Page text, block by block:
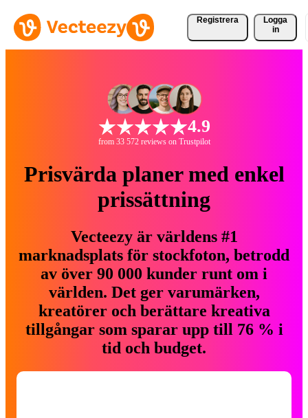
Registrera
Logga
in
4.9
from 33 572 reviews on Trustpilot
Prisvärda planer med enkel
prissättning
Vecteezy är världens #1
marknadsplats för stockfoton, betrodd
av över 90 000 kunder runt om i
världen. Det ger varumärken,
kreatörer och berättare kreativa
tillgångar som sparar upp till 76 % i
tid och budget.